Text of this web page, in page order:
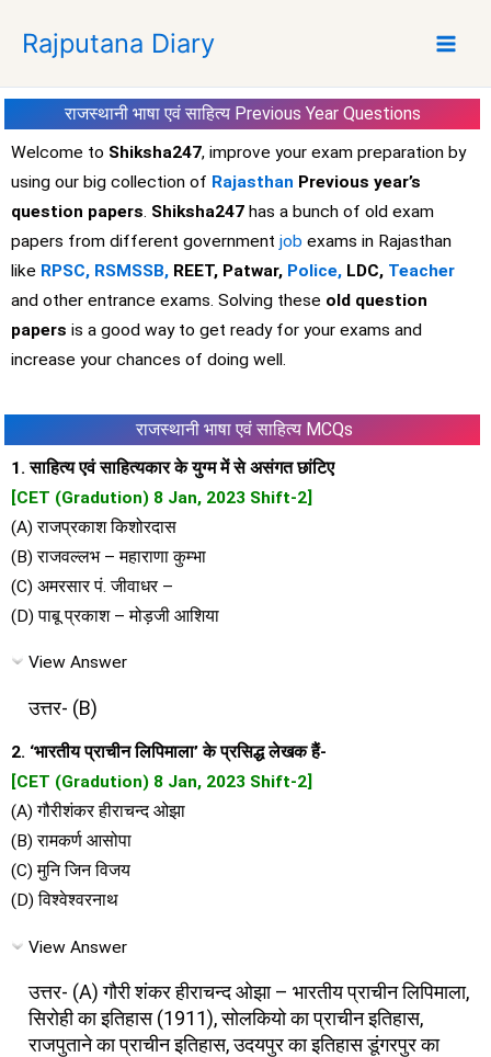
p
Rajputana Diary
राजस्थानी भाषा एवं साहित्य Previous Year Questions
Welcome to Shiksha247, improve your exam preparation by
using our big collection of Rajasthan Previous year’s
question papers. Shiksha247 has a bunch of old exam
papers from different government job exams in Rajasthan
like RPSC, RSMSSB, REET, Patwar, Police, LDC, Teacher
and other entrance exams. Solving these old question
papers is a good way to get ready for your exams and
increase your chances of doing well.
राजस्थानी भाषा एवं साहित्य MCQs
1. साहित्य एवं साहित्यकार के युग्म में से असंगत छांटिए
[CET (Gradution) 8 Jan, 2023 Shift-2]
(A) राजप्रकाश किशोरदास
(B) राजवल्लभ – महाराणा कुम्भा
(C) अमरसार पं. जीवाधर –
(D) पाबू प्रकाश – मोड़जी आशिया
View Answer
उत्तर- (B)
2. ‘भारतीय प्राचीन लिपिमाला’ के प्रसिद्ध लेखक हैं-
[CET (Gradution) 8 Jan, 2023 Shift-2]
(A) गौरीशंकर हीराचन्द ओझा
(B) रामकर्ण आसोपा
(C) मुनि जिन विजय
(D) विश्वेश्वरनाथ
View Answer
उत्तर- (A) गौरी शंकर हीराचन्द ओझा – भारतीय प्राचीन लिपिमाला,
सिरोही का इतिहास (1911), सोलकियो का प्राचीन इतिहास,
राजपुताने का प्राचीन इतिहास, उदयपुर का इतिहास डूंगरपुर का